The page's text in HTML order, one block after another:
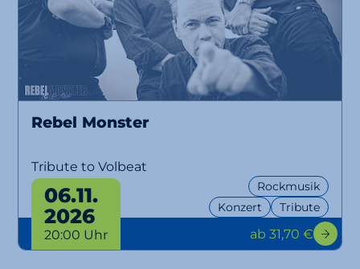
Rebel Monster
Tribute to Volbeat
Konzert Tribute
Rockmusik
06.11.
2026
20:00 Uhr ab 31,70 €